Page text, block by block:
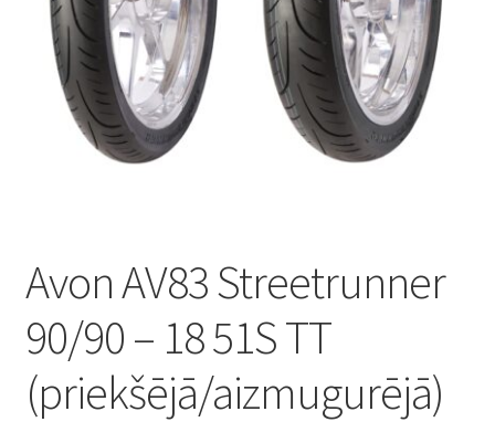
Avon AV83 Streetrunner
90/90 – 18 51S TT
(priekšējā/aizmugurējā)